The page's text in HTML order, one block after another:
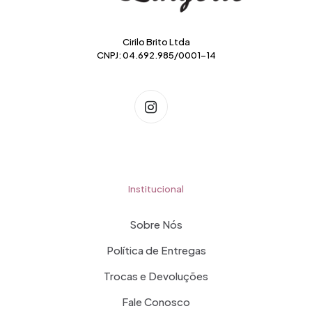
Cirilo Brito Ltda
CNPJ: 04.692.985/0001-14
Institucional
Sobre Nós
Política de Entregas
Trocas e Devoluções
Fale Conosco